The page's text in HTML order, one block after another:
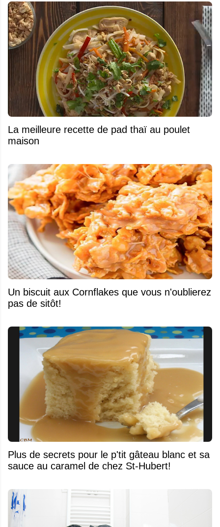
La meilleure recette de pad thaï au poulet
maison
Un biscuit aux Cornflakes que vous n'oublierez
pas de sitôt!
Plus de secrets pour le p'tit gâteau blanc et sa
sauce au caramel de chez St-Hubert!